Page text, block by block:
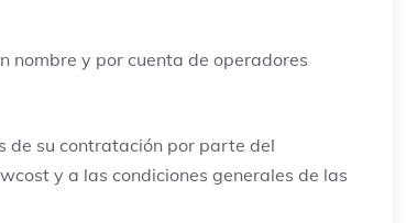
nombre y por cuenta de operadores
de su contratación por parte del
y a las condiciones generales de las